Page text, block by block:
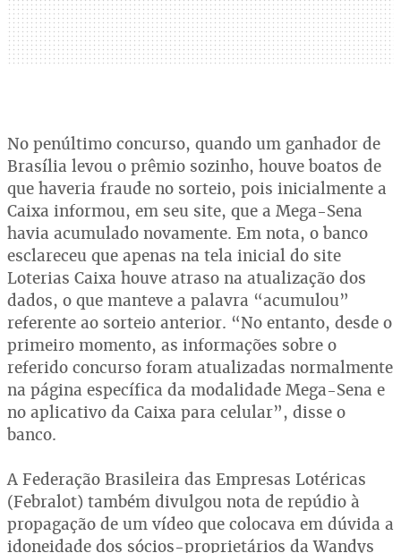
No penúltimo concurso, quando um ganhador de
Brasília levou o prêmio sozinho, houve boatos de
que haveria fraude no sorteio, pois inicialmente a
Caixa informou, em seu site, que a Mega-Sena
havia acumulado novamente. Em nota, o banco
esclareceu que apenas na tela inicial do site
Loterias Caixa houve atraso na atualização dos
dados, o que manteve a palavra “acumulou”
referente ao sorteio anterior. “No entanto, desde o
primeiro momento, as informações sobre o
referido concurso foram atualizadas normalmente
na página específica da modalidade Mega-Sena e
no aplicativo da Caixa para celular”, disse o
banco.
A Federação Brasileira das Empresas Lotéricas
(Febralot) também divulgou nota de repúdio à
propagação de um vídeo que colocava em dúvida a
idoneidade dos sócios-proprietários da Wandys